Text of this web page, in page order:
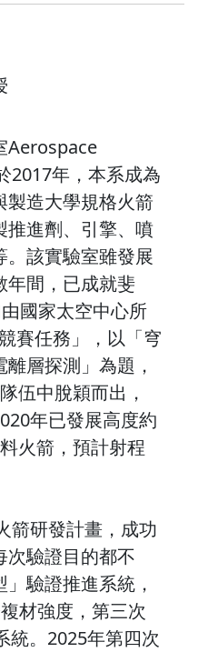
Aerospace
2017年，本系成為
製造大學規格火箭
推進劑、引擎、噴
。該實驗室雖發展
年間，已成就斐
國家太空中心所
賽任務」，以「穹
層探測」為題，
伍中脫穎而出，
年已發展高度約
火箭，預計射程
箭研發計畫，成功
次驗證目的都不
驗證推進系統，
材強度，第三次
統。2025年第四次